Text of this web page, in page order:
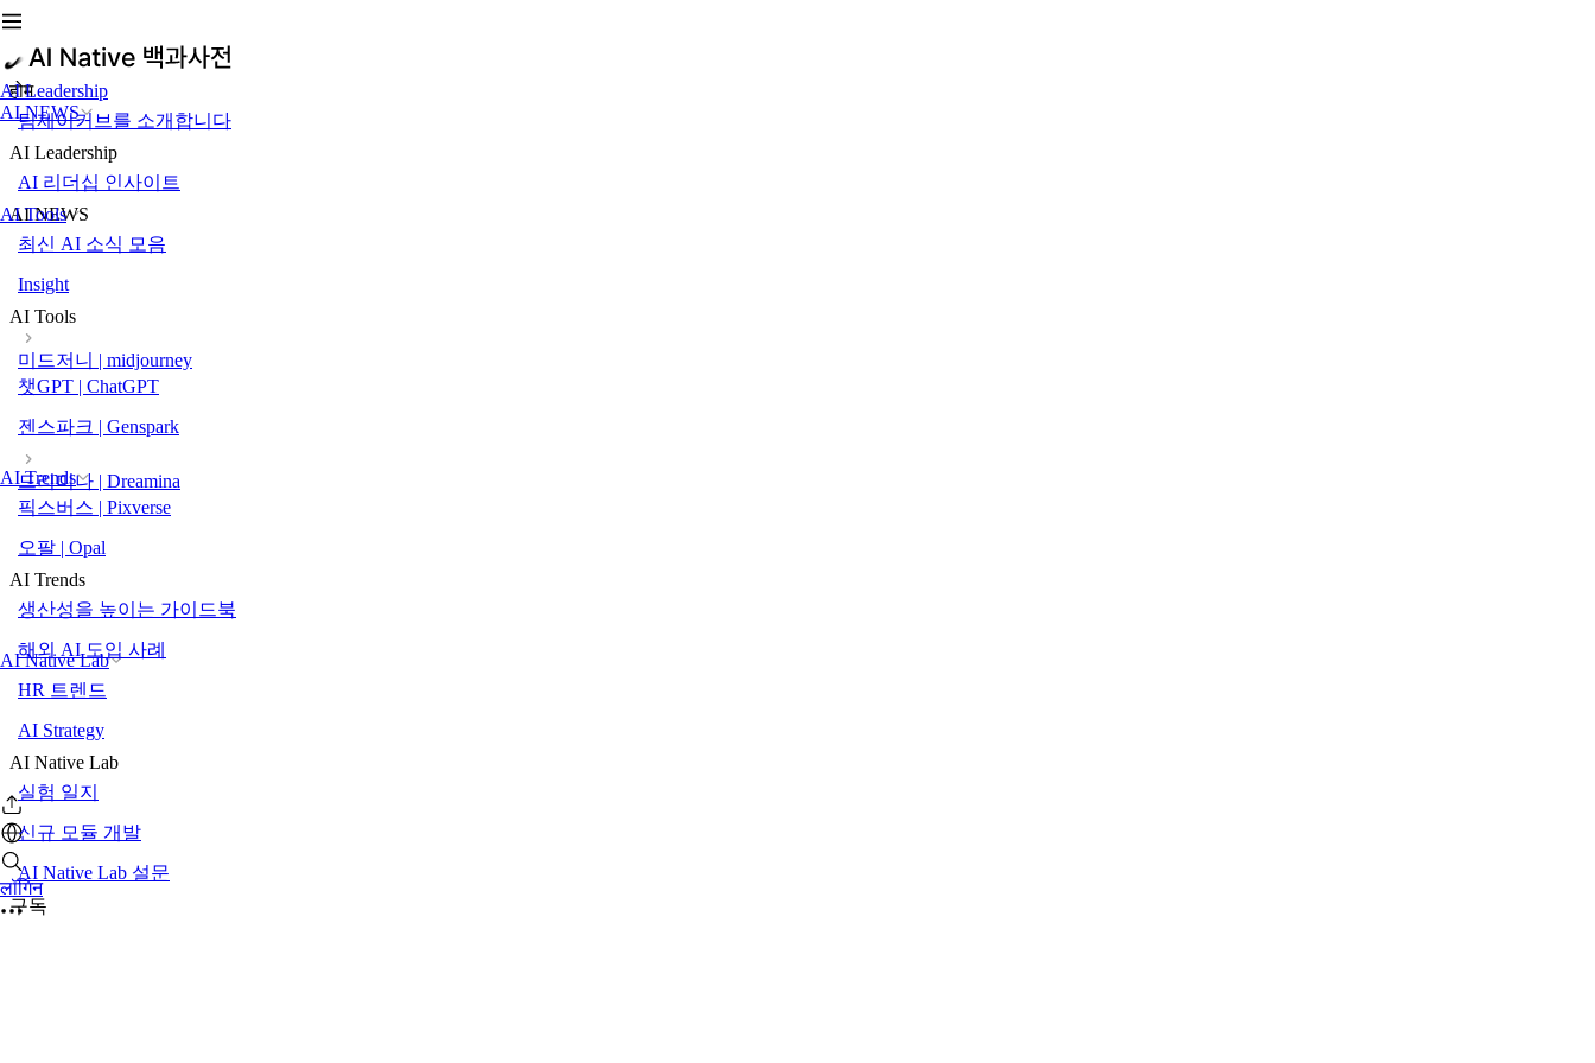
AI Leadership
AI NEWS
AI Tools
AI Trends
AI Native Lab
लॉगिन
होम
팀제이커브를 소개합니다
AI Leadership
AI 리더십 인사이트
AI NEWS
최신 AI 소식 모음
Insight
AI Tools
미드저니 | midjourney
챗GPT | ChatGPT
젠스파크 | Genspark
드리미나 | Dreamina
픽스버스 | Pixverse
오팔 | Opal
AI Trends
생산성을 높이는 가이드북
해외 AI 도입 사례
HR 트렌드
AI Strategy
AI Native Lab
실험 일지
신규 모듈 개발
AI Native Lab 설문
구독